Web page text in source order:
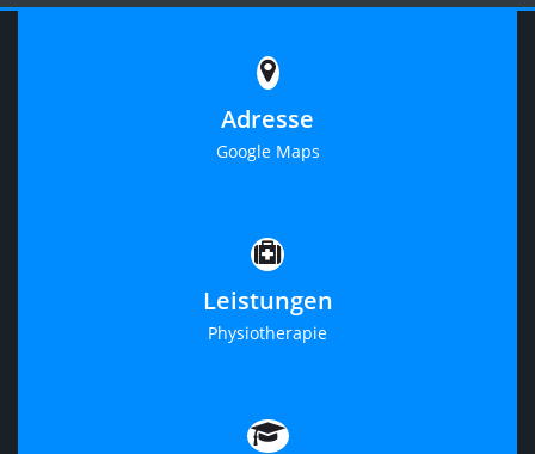
Adresse
Google Maps
Leistungen
Physiotherapie